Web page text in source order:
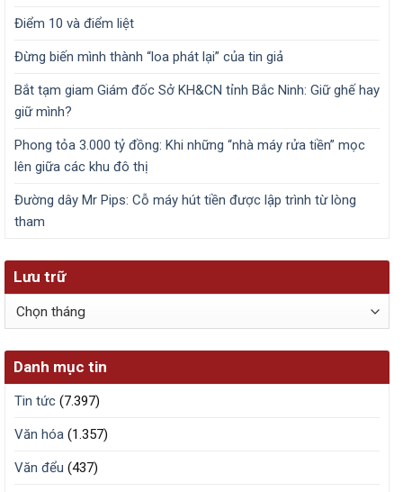
Điểm 10 và điểm liệt
Đừng biến mình thành “loa phát lại” của tin giả
Bắt tạm giam Giám đốc Sở KH&CN tỉnh Bắc Ninh: Giữ ghế hay
giữ mình?
Phong tỏa 3.000 tỷ đồng: Khi những “nhà máy rửa tiền” mọc
lên giữa các khu đô thị
Đường dây Mr Pips: Cỗ máy hút tiền được lập trình từ lòng
tham
Lưu trữ
Lưu
Danh mục tin
Tin tức (7.397)
Văn hóa (1.357)
Văn đểu (437)